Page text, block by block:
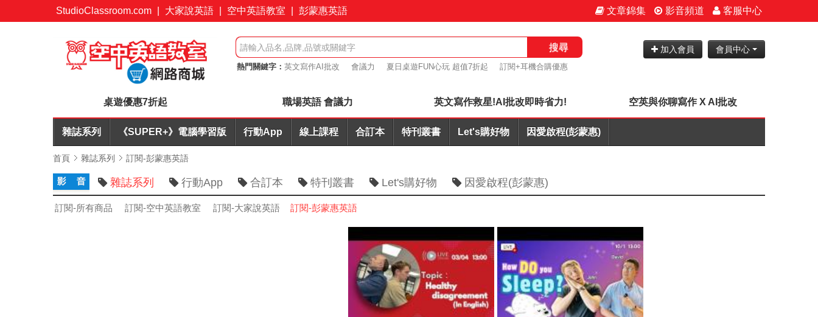
StudioClassroom.com 大家說英語 空中英語教室 彭蒙惠英語 文章錦集 影音頻道 客服中心
搜尋
熱門關鍵字： 英文寫作AI批改 會議力 夏日桌遊FUN心玩 超值7折起
訂閱+耳機合購優惠
加入會員 會員中心
桌遊優惠7折起 職場英語 會議力 英文寫作救星!AI批改即時省力! 空英與你聊寫作 X AI批改
雜誌系列 《SUPER+》電腦學習版 行動App 線上課程 合訂本 特刊叢書 Let's購好物 因愛啟程(彭蒙惠)
首頁 雜誌系列 訂閱-彭蒙惠英語
雜誌系列 行動App 合訂本 特刊叢書 Let's購好物 因愛啟程(彭蒙惠)
訂閱-所有商品 訂閱-空中英語教室 訂閱-大家說英語 訂閱-彭蒙惠英語